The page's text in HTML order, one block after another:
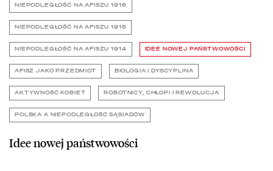
NIEPODLEGŁOŚĆ NA AFISZU 1916
NIEPODLEGŁOŚĆ NA AFISZU 1915
NIEPODLEGŁOŚĆ NA AFISZU 1914 IDEE NOWEJ PAŃSTWOWOŚCI
AFISZ JAKO PRZEDMIOT BIOLOGIA I DYSCYPLINA
AKTYWNOŚĆ KOBIET ROBOTNICY, CHŁOPI I REWOLUCJA
POLSKA A NIEPODLEGŁOŚĆ SĄSIADÓW
Idee nowej państwowości